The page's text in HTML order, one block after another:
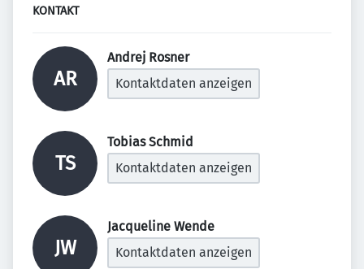
KONTAKT
AR
Andrej Rosner
Kontaktdaten anzeigen
TS
Tobias Schmid
Kontaktdaten anzeigen
JW
Jacqueline Wende
Kontaktdaten anzeigen